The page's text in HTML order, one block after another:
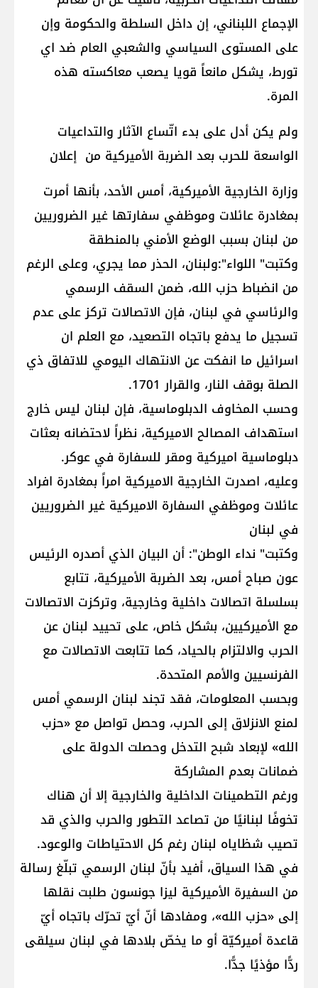
الإجماع اللبناني، إن داخل السلطة والحكومة وإن
على المستوى السياسي والشعبي العام ضد اي
تورط، يشكل مانعاً قويا يصعب معاكسته هذه
المرة.
ولم يكن أدل على بدء اتّساع الآثار والتداعيات
الواسعة للحرب بعد الضربة الأميركية من إعلان
وزارة الخارجية الأميركية، أمس الأحد، بأنها أمرت
بمغادرة عائلات وموظفي سفارتها غير الضروريين
من لبنان بسبب الوضع الأمني بالمنطقة
وكتبت" اللواء":ولبنان، الحذر مما يجري، وعلى الرغم
من انضباط حزب الله، ضمن السقف الرسمي
والرئاسي في لبنان، فإن الاتصالات تركز على عدم
تسجيل ما يدفع باتجاه التصعيد، مع العلم ان
اسرائيل ما انفكت عن الانتهاك اليومي للاتفاق ذي
الصلة بوقف النار، والقرار 1701.
وحسب المخاوف الدبلوماسية، فإن لبنان ليس خارج
استهداف المصالح الاميركية، نظراً لاحتضانه بعثات
دبلوماسية اميركية ومقر للسفارة في عوكر.
وعليه، اصدرت الخارجية الاميركية امراً بمغادرة افراد
عائلات وموظفي السفارة الاميركية غير الضروريين
في لبنان
وكتبت" نداء الوطن": أن البيان الذي أصدره الرئيس
عون صباح أمس، بعد الضربة الأميركية، تتابع
بسلسلة اتصالات داخلية وخارجية، وتركزت الاتصالات
مع الأميركيين، بشكل خاص، على تحييد لبنان عن
الحرب والالتزام بالحياد، كما تتابعت الاتصالات مع
الفرنسيين والأمم المتحدة.
وبحسب المعلومات، فقد تجند لبنان الرسمي أمس
لمنع الانزلاق إلى الحرب، وحصل تواصل مع «حزب
الله» لإبعاد شبح التدخل وحصلت الدولة على
ضمانات بعدم المشاركة
ورغم التطمينات الداخلية والخارجية إلا أن هناك
تخوفًا لبنانيًا من تصاعد التطور والحرب والذي قد
تصيب شظاياه لبنان رغم كل الاحتياطات والوعود.
في هذا السياق، أفيد بأنّ لبنان الرسمي تبلّغ رسالة
من السفيرة الأميركية ليزا جونسون طلبت نقلها
إلى «حزب الله»، ومفادها أنّ أيّ تحرّك باتجاه أيّ
قاعدة أميركيّة أو ما يخصّ بلادها في لبنان سيلقى
ردًّا مؤذيًا جدًّا.